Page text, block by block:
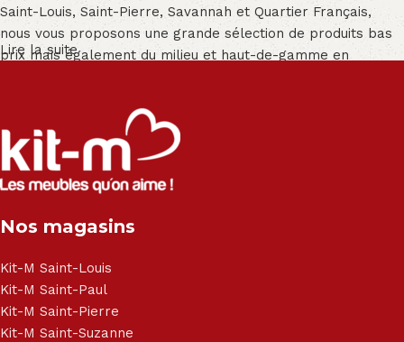
Saint-Louis, Saint-Pierre, Savannah et Quartier Français,
nous vous proposons une grande sélection de produits bas
prix mais également du milieu et haut-de-gamme en
Salon angle - Salon convertible - Salon relax - Canapé -
Canapé lit - Cuisine sur-mesure - Fauteuil - Armoire - Table
et chaise - Meuble de salle de bain - Literie - Lit - Bureau -
Électroménager - Télévision led - Réfrigérateur -
- Matelas - Hifi Hitachi, LG, Sharp, Philips, Bosh, Moulinex,
Haier, Sony, Cecotec, Westpoint, Dyson.
Lire la suite
Nos magasins
Kit-M Saint-Louis
Kit-M Saint-Paul
Kit-M Saint-Pierre
Kit-M Saint-Suzanne